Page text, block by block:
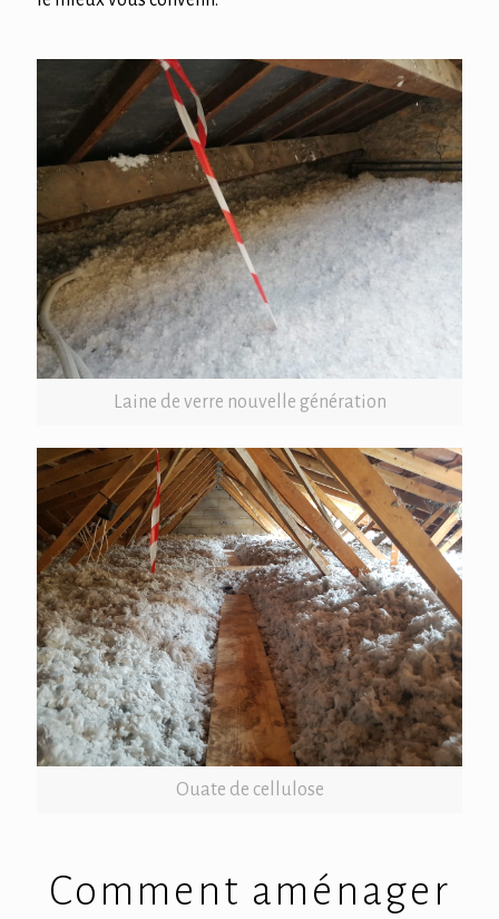
Laine de verre nouvelle génération
Ouate de cellulose
Comment aménager